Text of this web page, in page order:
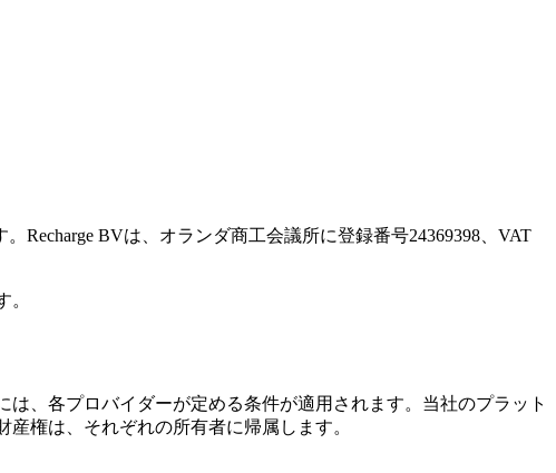
Recharge BVは、オランダ商工会議所に登録番号24369398、VAT
、各プロバイダーが定める条件が適用されます。当社のプラット
権は、それぞれの所有者に帰属します。